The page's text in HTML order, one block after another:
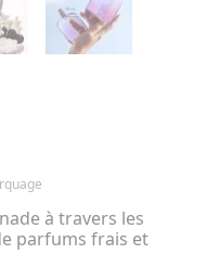
à travers les
parfums frais et